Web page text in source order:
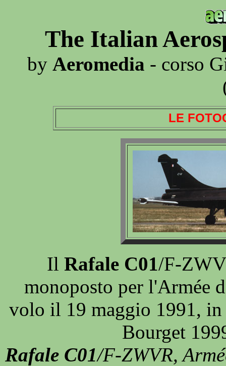
The Italian
by Aeromedia - corso
LE
Il Rafale C01/F-
monoposto per l'Armée
volo il 19 maggio 1991,
Bourget
Rafale C01/F-ZWVR,